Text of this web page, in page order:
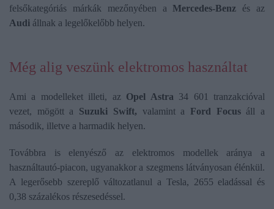
felsőkategóriás márkák mezőnyében a Mercedes-Benz és az
Audi állnak a legelőkelőbb helyen.
Még alig veszünk elektromos használtat
Ami a modelleket illeti, az Opel Astra 34 601 tranzakcióval
vezet, mögött a Suzuki Swift, valamint a Ford Focusáll a
második, illetve a harmadik helyen.
Továbbra is elenyésző az elektromos modellek aránya a
használtautó-piacon, ugyanakkor a szegmens látványosan élénkül.
A legerősebb szereplő változatlanul a Tesla, 2655 eladással és
0,38 százalékos részesedéssel.